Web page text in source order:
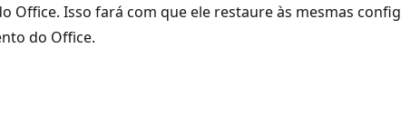
Office. Isso fará com que ele restaure às mesmas
do Office.